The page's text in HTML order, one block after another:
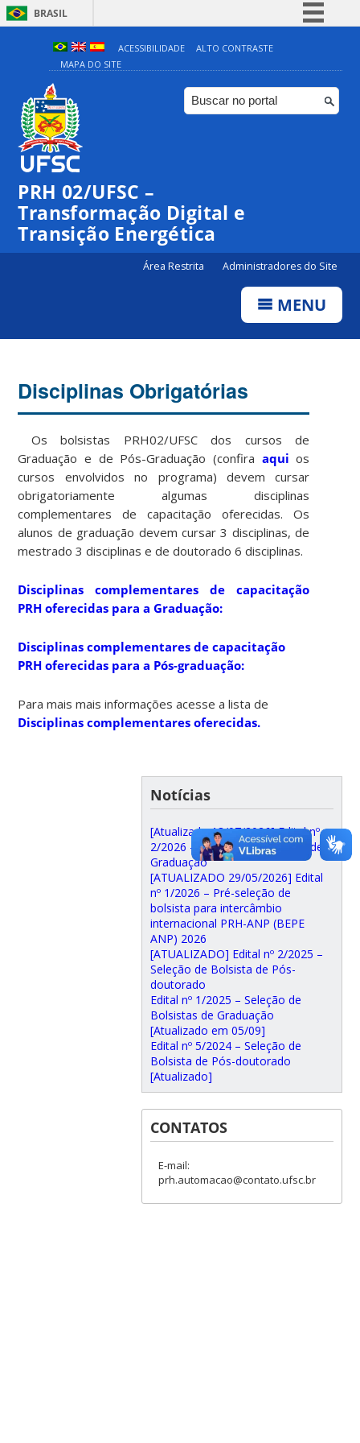
BRASIL
Simplifique!
Comunica BR
Participe
ACESSIBILIDADE
ALTO CONTRASTE
MAPA DO SITE
PRH 02/UFSC –
Transformação Digital e
Transição Energética
Área Restrita Administradores do Site
MENU
Disciplinas Obrigatórias
Os bolsistas PRH02/UFSC dos cursos de
Graduação e de Pós-Graduação (confira aqui os
cursos envolvidos no programa) devem cursar
obrigatoriamente algumas disciplinas
complementares de capacitação oferecidas. Os
alunos de graduação devem cursar 3 disciplinas, de
mestrado 3 disciplinas e de doutorado 6 disciplinas.
Disciplinas complementares de capacitação
PRH oferecidas para aGraduação:
Disciplinas complementares de capacitação
PRH oferecidas para a Pós-graduação:
Para mais mais informações acesse a lista de
Disciplinas complementares oferecidas.
Notícias
[Atualizado 13/07/2026] Edital nº
2/2026 – Seleção de Bolsistas de
Graduação
[ATUALIZADO 29/05/2026] Edital
nº 1/2026 – Pré-seleção de
bolsista para intercâmbio
internacional PRH-ANP (BEPE
ANP) 2026
[ATUALIZADO] Edital nº 2/2025 –
Seleção de Bolsista de Pós-
doutorado
Edital nº 1/2025 – Seleção de
Bolsistas de Graduação
[Atualizado em 05/09]
Edital nº 5/2024 – Seleção de
Bolsista de Pós-doutorado
[Atualizado]
CONTATOS
E-mail:
prh.automacao@contato.ufsc.br